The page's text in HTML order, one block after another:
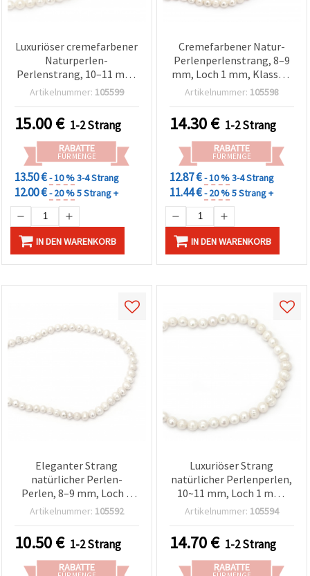
Luxuriöser cremefarbener
Naturperlen-
Perlenstrang, 10–11 mm,
Loch 1 mm, Klasse A – ca.
luxuriösen Schmuck &
Statement-Schmuck DIY
Basteln
Artikelnummer: 105599
15.00€ 1-2 Strang
RABATTE
FÜR MENGE
13.50 €- 10 %3-4 Strang
12.00 €- 20 %5 Strang +
IN DEN WARENKORB
Cremefarbener Natur-
Perlenperlenstrang, 8–9
mm, Loch 1 mm, Klasse A
– ca. 46 Stück, ideal für
Schmuckbasteln, DIY
Schmuckzubehör
Artikelnummer: 105598
14.30€ 1-2 Strang
RABATTE
FÜR MENGE
12.87 €- 10 %3-4 Strang
11.44 €- 20 %5 Strang +
IN DEN WARENKORB
Eleganter Strang
natürlicher Perlen-
Perlen, 8–9 mm, Loch 1
mm, Cremefarbe, ca. 46
Basteln für DIY
Schmuckherstellung
Artikelnummer: 105592
10.50€ 1-2 Strang
RABATTE
Luxuriöser Strang
natürlicher Perlenperlen,
10~11 mm, Loch 1 mm,
Cremefarbe, ca. 38 Stk. –
DIY Schmuck &
Perlenarbeiten
Artikelnummer: 105594
14.70€ 1-2 Strang
RABATTE